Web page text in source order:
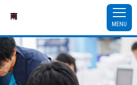
MENU